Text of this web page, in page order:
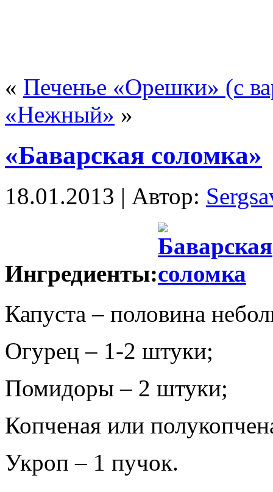
« Печенье «Орешки» (с
«Нежный» »
«Баварская соломка»
18.01.2013 | Автор:
Ингредиенты:
Капуста – половина
Огурец – 1-2 штуки;
Помидоры – 2 штуки;
Копченая или
Укроп – 1 пучок.